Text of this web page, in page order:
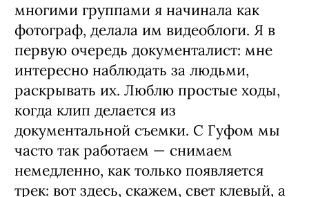
многими группами я начинала как
фотограф, делала им видеоблоги. Я в
первую очередь документалист: мне
интересно наблюдать за людьми,
раскрывать их. Люблю простые ходы,
когда клип делается из
документальной съемки. С Гуфом мы
часто так работаем — снимаем
немедленно, как только появляется
трек: вот здесь, скажем, свет клевый, а